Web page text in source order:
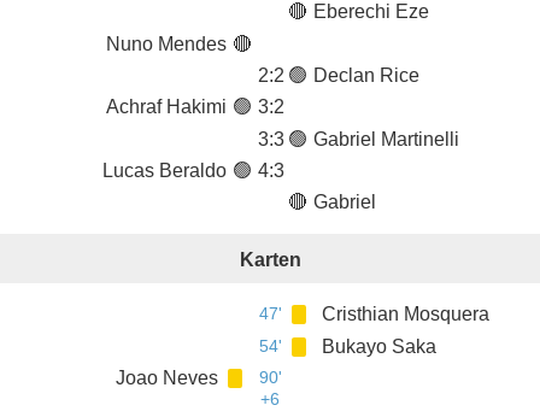
🔴 Eberechi Eze
Nuno Mendes 🔴
2:2 🟢 Declan Rice
Achraf Hakimi 🟢 3:2
3:3 🟢 Gabriel Martinelli
Lucas Beraldo 🟢 4:3
🔴 Gabriel
Karten
47' Cristhian Mosquera
54'
Bukayo Saka
Joao Neves
90'
+6